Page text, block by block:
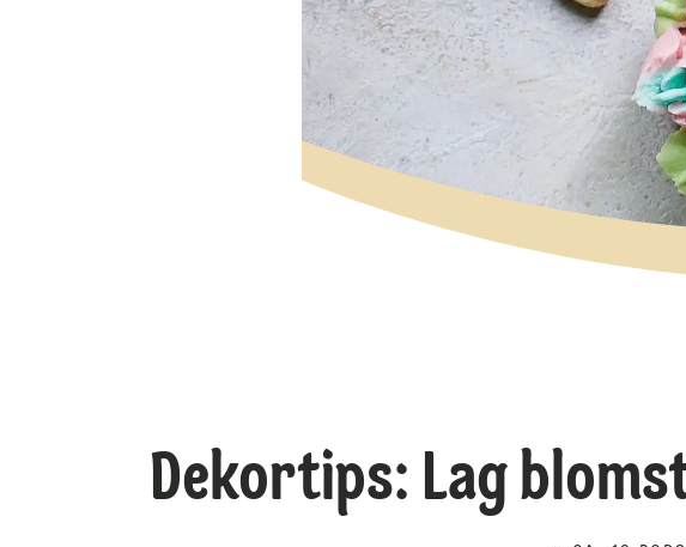
Dekortips: Lag